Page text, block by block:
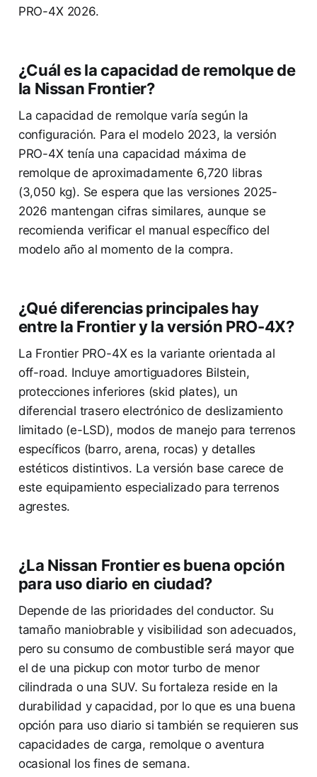
PRO-4X 2026.
¿Cuál es la capacidad de remolque de
la Nissan Frontier?
La capacidad de remolque varía según la
configuración. Para el modelo 2023, la versión
PRO-4X tenía una capacidad máxima de
remolque de aproximadamente 6,720 libras
(3,050 kg). Se espera que las versiones 2025-
2026 mantengan cifras similares, aunque se
recomienda verificar el manual específico del
modelo año al momento de la compra.
¿Qué diferencias principales hay
entre la Frontier y la versión PRO-4X?
La Frontier PRO-4X es la variante orientada al
off-road. Incluye amortiguadores Bilstein,
protecciones inferiores (skid plates), un
diferencial trasero electrónico de deslizamiento
limitado (e-LSD), modos de manejo para terrenos
específicos (barro, arena, rocas) y detalles
estéticos distintivos. La versión base carece de
este equipamiento especializado para terrenos
agrestes.
¿La Nissan Frontier es buena opción
para uso diario en ciudad?
Depende de las prioridades del conductor. Su
tamaño maniobrable y visibilidad son adecuados,
pero su consumo de combustible será mayor que
el de una pickup con motor turbo de menor
cilindrada o una SUV. Su fortaleza reside en la
durabilidad y capacidad, por lo que es una buena
opción para uso diario si también se requieren sus
capacidades de carga, remolque o aventura
ocasional los fines de semana.